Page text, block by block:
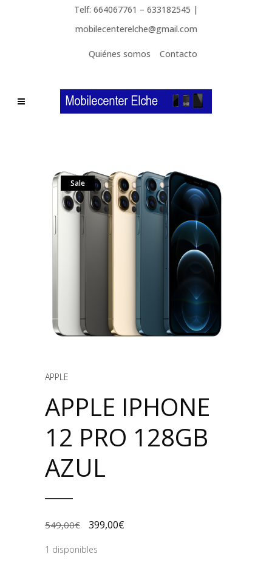
Telf: 664067761 – 633182545 |
mobilecenterelche@gmail.com
Quiénes somos Contacto
Sale
APPLE
APPLE IPHONE
12 PRO 128GB
AZUL
549,00€ 399,00€
1 disponibles